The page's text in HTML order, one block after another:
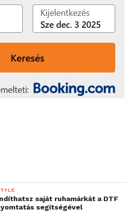
saját ruhamárkát a DTF
segítségével